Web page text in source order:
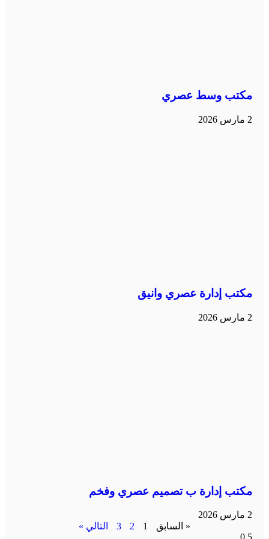
مكتب وسط عصري
2 مارس 2026
مكتب إدارة عصري وانيق
2 مارس 2026
مكتب إدارة ب تصميم عصري وفخم
2 مارس 2026
« السابق
1
2
3 التالي »